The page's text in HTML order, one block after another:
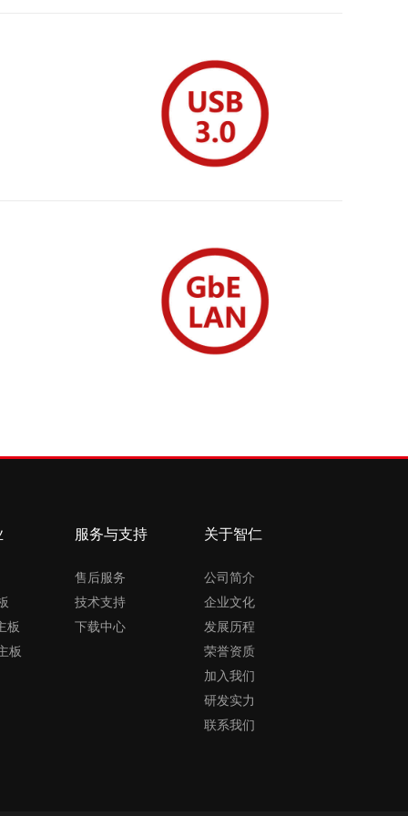
板
板
服务与支持
售后服务
技术支持
下载中心
关于智仁
公司简介
企业文化
发展历程
荣誉资质
加入我们
研发实力
联系我们